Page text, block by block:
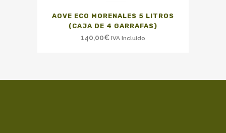
AOVE ECO MORENALES 5 LITROS
(CAJA DE 4 GARRAFAS)
140,00€ IVA Incluido